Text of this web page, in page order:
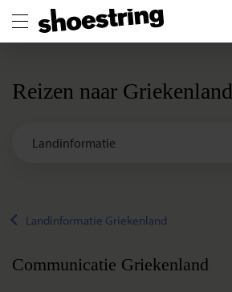
Reizen naar Griekenland
Landinformatie Griekenland
Communicatie Griekenland